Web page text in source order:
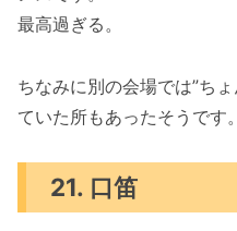
最高過ぎる。
ちなみに別の会場では”ち
ていた所もあったそうです。
21. 口笛